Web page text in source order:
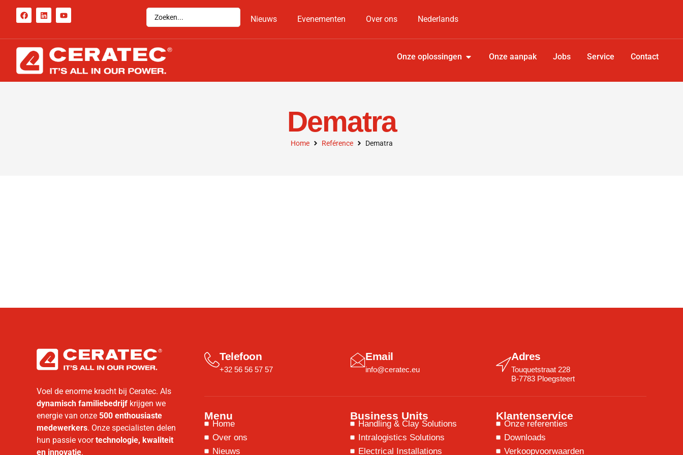
Nieuws Evenementen Over ons Nederlands
Onze oplossingen Onze aanpak Jobs Service Contact
Dematra
Home Reférence Dematra
Voel de enorme kracht bij Ceratec. Als
dynamisch familiebedrijf krijgen we
energie van onze 500 enthousiaste
medewerkers. Onze specialisten delen
hun passie voortechnologie, kwaliteit
en innovatie.
Telefoon
+32 56 56 57 57
Email
info@ceratec.eu
Adres
Touquetstraat 228
B-7783 Ploegsteert
Menu
Home
Over ons
Nieuws
Business Units
Handling & Clay Solutions
Intralogistics Solutions
Electrical Installations
Klantenservice
Onze referenties
Downloads
Verkoopvoorwaarden